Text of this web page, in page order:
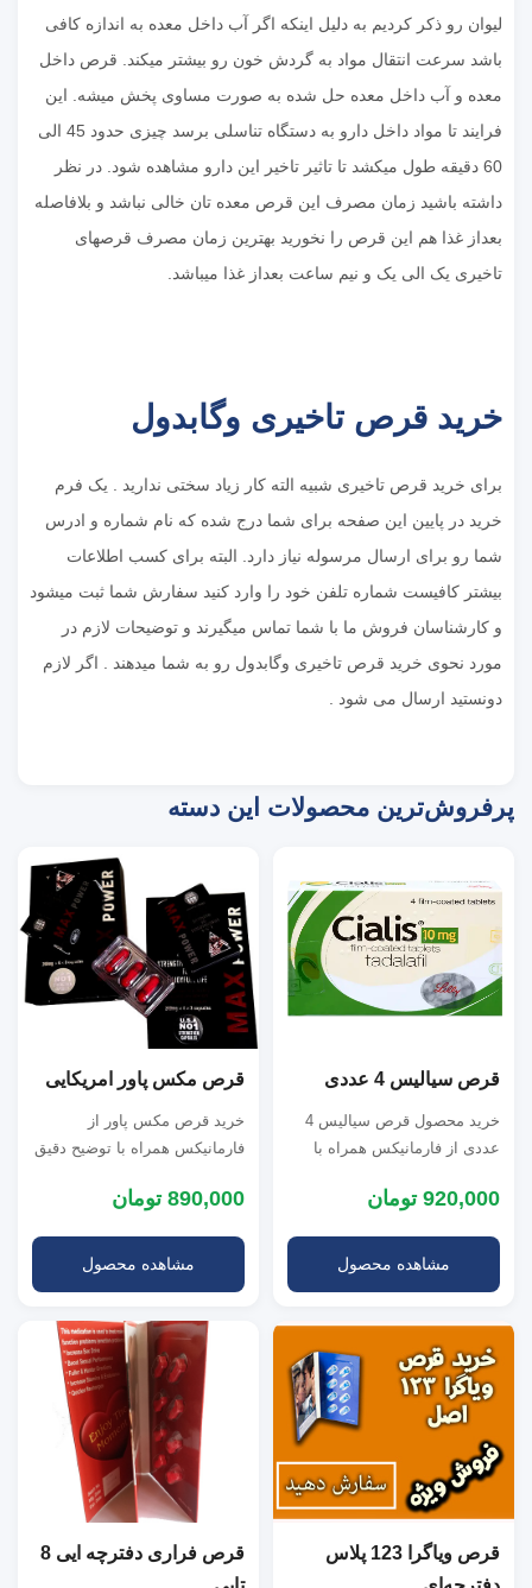
لیوان رو ذکر کردیم به دلیل اینکه اگر آب داخل معده به اندازه کافی
باشد سرعت انتقال مواد به گردش خون رو بیشتر میکند. قرص داخل
معده و آب داخل معده حل شده به صورت مساوی پخش میشه. این
فرایند تا مواد داخل دارو به دستگاه تناسلی برسد چیزی حدود 45 الی
60 دقیقه طول میکشد تا تاثیر تاخیر این دارو مشاهده شود. در نظر
داشته باشید زمان مصرف این قرص معده تان خالی نباشد و بلافاصله
بعداز غذا هم این قرص را نخورید بهترین زمان مصرف قرصهای
تاخیری یک الی یک و نیم ساعت بعداز غذا میباشد.
خرید قرص تاخیری وگابدول
برای خرید قرص تاخیری شبیه الته کار زیاد سختی ندارید . یک فرم
خرید در پایین این صفحه برای شما درج شده که نام شماره و ادرس
شما رو برای ارسال مرسوله نیاز دارد. البته برای کسب اطلاعات
بیشتر کافیست شماره تلفن خود را وارد کنید سفارش شما ثبت میشود
و کارشناسان فروش ما با شما تماس میگیرند و توضیحات لازم در
مورد نحوی خرید قرص تاخیری وگابدول رو به شما میدهند . اگر لازم
دونستید ارسال می شود .
پرفروش‌ترین محصولات این دسته
قرص سیالیس 4 عددی
خرید محصول قرص سیالیس 4
عددی از فارمانیکس همراه با
بررسی عوارض اح...
920,000 تومان
مشاهده محصول
قرص مکس پاور امریکایی
خرید قرص مکس پاور از
فارمانیکس همراه با توضیح دقیق
آمریکایی، بررسی ع...
890,000 تومان
مشاهده محصول
قرص ویاگرا 123 پلاس
قرص فراری دفترچه ایی 8